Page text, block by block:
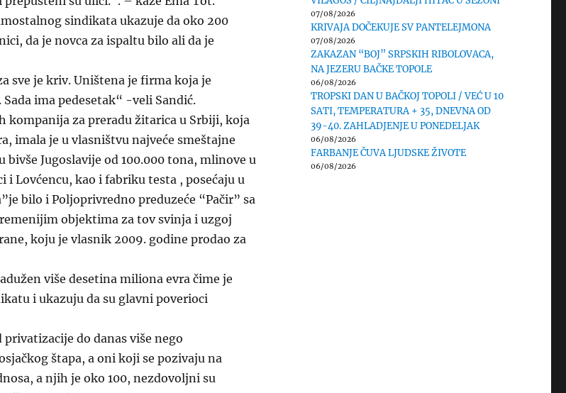
sindikata ukazuje da oko 200
da je novca za ispaltu bilo ali da je
sve je kriv. Uništena je firma koja je
ima pedesetak“ -veli Sandić.
kompanija za preradu žitarica u Srbiji, koja
imala je u vlasništvu najveće smeštajne
Jugoslavije od 100.000 tona, mlinove u
i Lovćencu, kao i fabriku testa , posećaju u
bilo i Poljoprivredno preduzeće “Pačir” sa
objektima za tov svinja i uzgoj
koju je vlasnik 2009. godine prodao za
više desetina miliona evra čime je
i ukazuju da su glavni poverioci
do danas više nego
štapa, a oni koji se pozivaju na
a njih je oko 100, nezdovoljni su
07/08/2026
KRIVAJA DOČEKUJE SV PANTELEJMONA
07/08/2026
ZAKAZAN “BOJ” SRPSKIH RIBOLOVACA,
NA JEZERU BAČKE TOPOLE
06/08/2026
TROPSKI DAN U BAČKOJ TOPOLI / VEĆ U 10
SATI, TEMPERATURA + 35, DNEVNA OD
39-40. ZAHLADJENJE U PONEDELJAK
06/08/2026
FARBANJE ČUVA LJUDSKE ŽIVOTE
06/08/2026